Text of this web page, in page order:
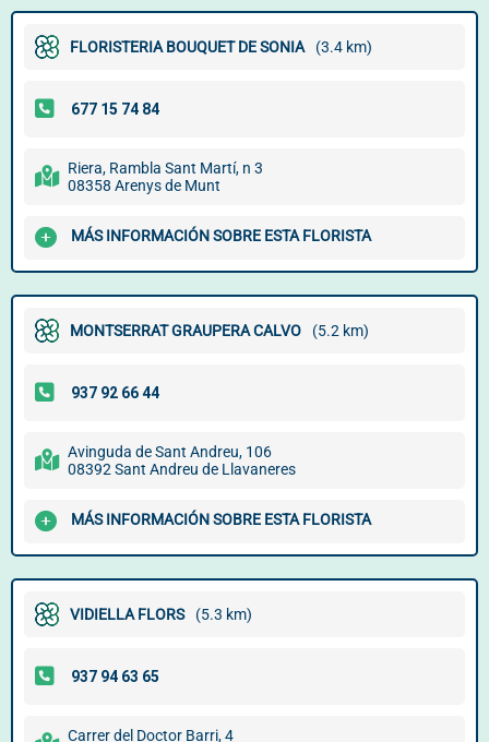
FLORISTERIA BOUQUET DE SONIA (3.4 km)
Riera, Rambla Sant Martí, n 3
08358 Arenys de Munt
MÁS INFORMACIÓN SOBRE ESTA FLORISTA
MONTSERRAT GRAUPERA CALVO (5.2 km)
Avinguda de Sant Andreu, 106
08392 Sant Andreu de Llavaneres
MÁS INFORMACIÓN SOBRE ESTA FLORISTA
VIDIELLA FLORS (5.3 km)
Carrer del Doctor Barri, 4